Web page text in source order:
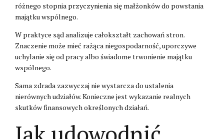
różnego stopnia przyczynienia się małżonków do powstania
majątku wspólnego.
W praktyce sąd analizuje całokształt zachowań stron.
Znaczenie może mieć rażąca niegospodarność, uporczywe
uchylanie się od pracy albo świadome trwonienie majątku
wspólnego.
Sama zdrada zazwyczaj nie wystarcza do ustalenia
nierównych udziałów. Konieczne jest wykazanie realnych
skutków finansowych określonych działań.